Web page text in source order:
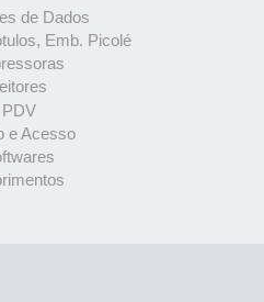
de Dados
Emb. Picolé
PDV
e Acesso